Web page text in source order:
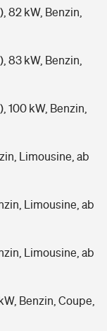
82 kW, Benzin,
83 kW, Benzin,
100 kW, Benzin,
Limousine, ab
Limousine, ab
Limousine, ab
Benzin, Coupe,